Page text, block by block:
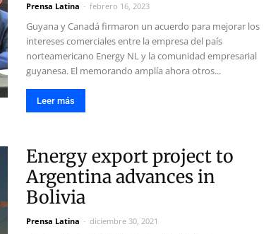
Prensa Latina - febrero 16, 2023
Guyana y Canadá firmaron un acuerdo para mejorar los
intereses comerciales entre la empresa del país
norteamericano Energy NL y la comunidad empresarial
guyanesa. El memorando amplía ahora otros...
Leer más
Energy export project to
Argentina advances in
Bolivia
Prensa Latina - diciembre 30, 2021